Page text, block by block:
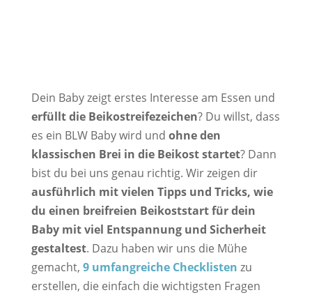
Dein Baby zeigt erstes Interesse am Essen und
erfüllt die Beikostreifezeichen? Du willst, dass
es ein BLW Baby wird und ohne den
klassischen Brei in die Beikost startet? Dann
bist du bei uns genau richtig. Wir zeigen dir
ausführlich mit vielen Tipps und Tricks, wie
du einen breifreien Beikoststart für dein
Baby mit viel Entspannung und Sicherheit
gestaltest. Dazu haben wir uns die Mühe
gemacht, 9 umfangreiche Checklisten zu
erstellen, die einfach die wichtigsten Fragen